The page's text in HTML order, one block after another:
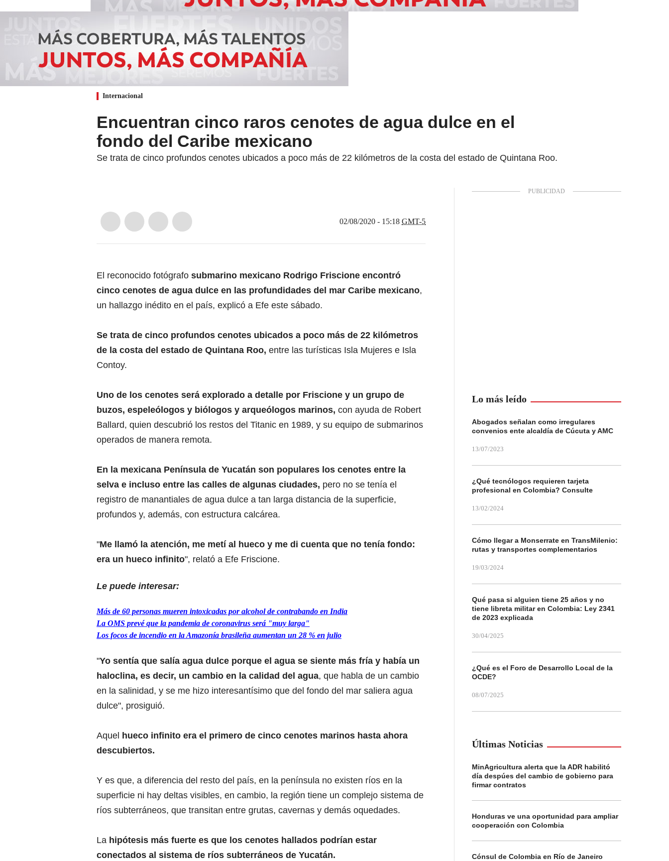
Internacional
Encuentran cinco raros cenotes de agua dulce en el
fondo del Caribe mexicano
Se trata de cinco profundos cenotes ubicados a poco más de 22 kilómetros de la costa del estado de Quintana Roo.
02/08/2020 - 15:18 GMT-5
El reconocido fotógrafo submarino mexicano Rodrigo Friscione encontró
cinco cenotes de agua dulce en las profundidades del mar Caribe mexicano,
un hallazgo inédito en el país, explicó a Efe este sábado.
Se trata de cinco profundos cenotes ubicados a poco más de 22 kilómetros
de la costa del estado de Quintana Roo, entre las turísticas Isla Mujeres e Isla
Contoy.
Uno de los cenotes será explorado a detalle por Friscione y un grupo de
buzos, espeleólogos y biólogos y arqueólogos marinos, con ayuda de Robert
Ballard, quien descubrió los restos del Titanic en 1989, y su equipo de submarinos
operados de manera remota.
En la mexicana Península de Yucatán son populares los cenotes entre la
selva e incluso entre las calles de algunas ciudades, pero no se tenía el
registro de manantiales de agua dulce a tan larga distancia de la superficie,
profundos y, además, con estructura calcárea.
"Me llamó la atención, me metí al hueco y me di cuenta que no tenía fondo:
era un hueco infinito", relató a Efe Friscione.
Le puede interesar:
Más de 60 personas mueren intoxicadas por alcohol de contrabando en India
La OMS prevé que la pandemia de coronavirus será "muy larga"
Los focos de incendio en la Amazonía brasileña aumentan un 28 % en julio
"Yo sentía que salía agua dulce porque el agua se siente más fría y había un
haloclina, es decir, un cambio en la calidad del agua, que habla de un cambio
en la salinidad, y se me hizo interesantísimo que del fondo del mar saliera agua
dulce", prosiguió.
Aquel hueco infinito era el primero de cinco cenotes marinos hasta ahora
descubiertos.
Y es que, a diferencia del resto del país, en la península no existen ríos en la
superficie ni hay deltas visibles, en cambio, la región tiene un complejo sistema de
ríos subterráneos, que transitan entre grutas, cavernas y demás oquedades.
La hipótesis más fuerte es que los cenotes hallados podrían estar
conectados al sistema de ríos subterráneos de Yucatán.
Lo más leído
Abogados señalan como irregulares
convenios ente alcaldía de Cúcuta y AMC
13/07/2023
¿Qué tecnólogos requieren tarjeta
profesional en Colombia? Consulte
13/02/2024
Cómo llegar a Monserrate en TransMilenio:
rutas y transportes complementarios
19/03/2024
Qué pasa si alguien tiene 25 años y no
tiene libreta militar en Colombia: Ley 2341
de 2023 explicada
30/04/2025
¿Qué es el Foro de Desarrollo Local de la
OCDE?
08/07/2025
Últimas Noticias
MinAgricultura alerta que la ADR habilitó
día despúes del cambio de gobierno para
firmar contratos
Honduras ve una oportunidad para ampliar
cooperación con Colombia
Cónsul de Colombia en Río de Janeiro